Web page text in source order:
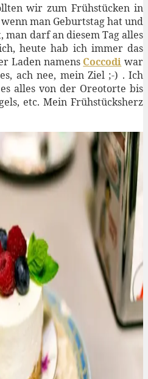
wir zum Frühstücken in
man Geburtstag hat und
darf an diesem Tag alles
heute hab ich immer das
Laden namens Coccodi war
ach nee, mein Ziel ;-) . Ich
alles von der Oreotorte bis
etc. Mein Frühstücksherz